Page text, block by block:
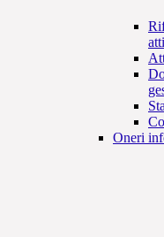
Oneri